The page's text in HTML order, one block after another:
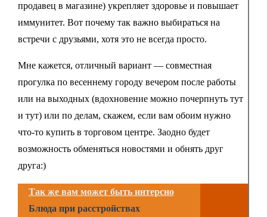
продавец в магазине) укрепляет здоровье и повышает
иммунитет. Вот почему так важно выбираться на
встречи с друзьями, хотя это не всегда просто.
Мне кажется, отличный вариант — совместная
прогулка по весеннему городу вечером после работы
или на выходных (вдохновение можно почерпнуть тут
и тут) или по делам, скажем, если вам обоим нужно
что-то купить в торговом центре. Заодно будет
возможность обменяться новостями и обнять друг
друга:)
Так же вам может быть интерсно
Блюда при расстройствах